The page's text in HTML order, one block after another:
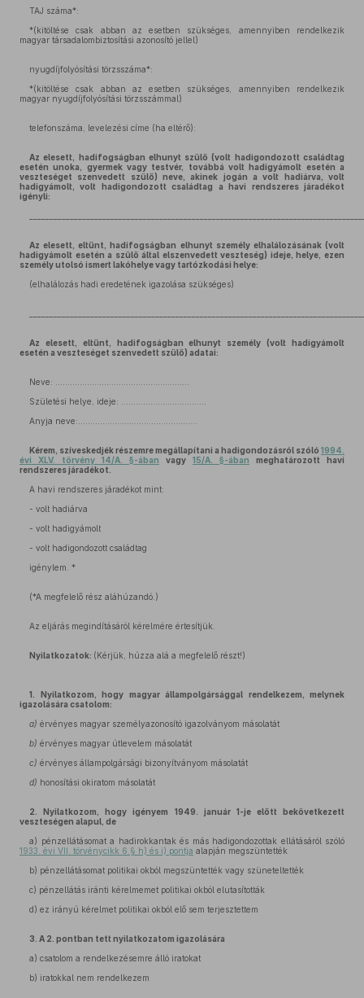
TAJ száma*:
*(kitöltése csak abban az esetben szükséges, amennyiben rendelkezik
magyar társadalombiztosítási azonosító jellel)
nyugdíjfolyósítási törzsszáma*:
*(kitöltése csak abban az esetben szükséges, amennyiben rendelkezik
magyar nyugdíjfolyósítási törzsszámmal)
telefonszáma, levelezési címe (ha eltérő):
Az elesett, hadifogságban elhunyt szülő (volt hadigondozott családtag
esetén unoka, gyermek vagy testvér, továbbá volt hadigyámolt esetén a
veszteséget szenvedett szülő) neve, akinek jogán a volt hadiárva, volt
hadigyámolt, volt hadigondozott családtag a havi rendszeres járadékot
igényli:
Az elesett, eltűnt, hadifogságban elhunyt személy elhalálozásának (volt
hadigyámolt esetén a szülő által elszenvedett veszteség) ideje, helye, ezen
személy utolsó ismert lakóhelye vagy tartózkodási helye:
(elhalálozás hadi eredetének igazolása szükséges)
Az elesett, eltűnt, hadifogságban elhunyt személy (volt hadigyámolt
esetén a veszteséget szenvedett szülő) adatai:
Neve: ……………………………………………….
Születési helye, ideje: ……………………………..
Anyja neve:………………………………………….
Kérem, szíveskedjék részemre megállapítani a hadigondozásról szóló 1994.
évi XLV. törvény 14/A. §-ában vagy 15/A. §-ában meghatározott havi
rendszeres járadékot.
A havi rendszeres járadékot mint:
- volt hadiárva
- volt hadigyámolt
- volt hadigondozott családtag
igénylem. *
(*A megfelelő rész aláhúzandó.)
Az eljárás megindításáról kérelmére értesítjük.
Nyilatkozatok: (Kérjük, húzza alá a megfelelő részt!)
1. Nyilatkozom, hogy magyar állampolgársággal rendelkezem, melynek
igazolására csatolom:
a) érvényes magyar személyazonosító igazolványom másolatát
b) érvényes magyar útlevelem másolatát
c) érvényes állampolgársági bizonyítványom másolatát
d) honosítási okiratom másolatát
2. Nyilatkozom, hogy igényem 1949. január 1-je előtt bekövetkezett
veszteségen alapul, de
a) pénzellátásomat a hadirokkantak és más hadigondozottak ellátásáról szóló
1933. évi VII. törvénycikk 6.§ h) és i) pontja alapján megszüntették
b) pénzellátásomat politikai okból megszüntették vagy szüneteltették
c) pénzellátás iránti kérelmemet politikai okból elutasították
d) ez irányú kérelmet politikai okból elő sem terjesztettem
3. A 2. pontban tett nyilatkozatom igazolására
a) csatolom a rendelkezésemre álló iratokat
b) iratokkal nem rendelkezem